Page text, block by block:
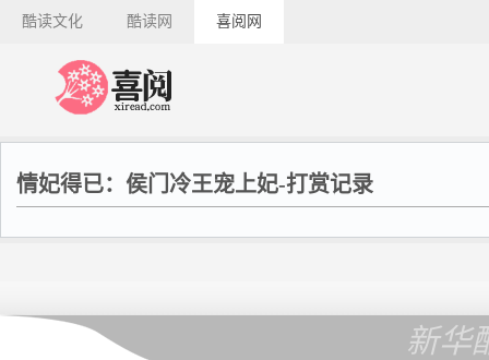
酷读文化 酷读网 喜阅网
情妃得已：侯门冷王宠上妃-打赏记录
新华